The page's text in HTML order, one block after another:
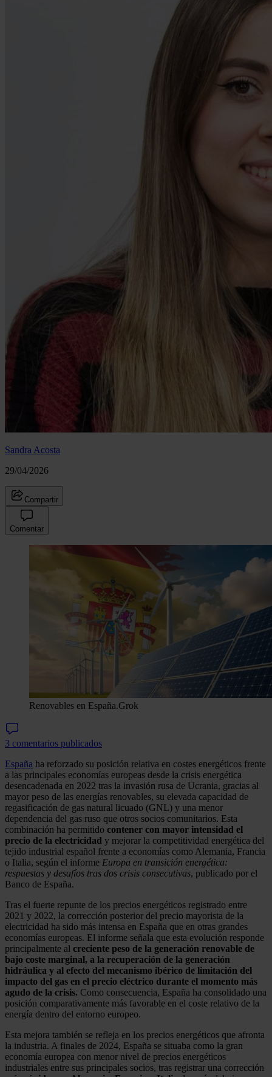
Sandra Acosta
29/04/2026
Compartir
Comentar
Renovables en España.Grok
3 comentarios publicados
España ha reforzado su posición relativa en costes energéticos frente
a las principales economías europeas desde la crisis energética
desencadenada en 2022 tras la invasión rusa de Ucrania, gracias al
mayor peso de las energías renovables, su elevada capacidad de
regasificación de gas natural licuado (GNL) y una menor
dependencia del gas ruso que otros socios comunitarios. Esta
combinación ha permitido contener con mayor intensidad el
precio de la electricidad y mejorar la competitividad energética del
tejido industrial español frente a economías como Alemania, Francia
o Italia, según el informe Europa en transición energética:
respuestas y desafíos tras dos crisis consecutivas, publicado por el
Banco de España.
Tras el fuerte repunte de los precios energéticos registrado entre
2021 y 2022, la corrección posterior del precio mayorista de la
electricidad ha sido más intensa en España que en otras grandes
economías europeas. El informe señala que esta evolución responde
principalmente al creciente peso de la generación renovable de
bajo coste marginal, a la recuperación de la generación
hidráulica y al efecto del mecanismo ibérico de limitación del
impacto del gas en el precio eléctrico durante el momento más
agudo de la crisis. Como consecuencia, España ha consolidado una
posición comparativamente más favorable en el coste relativo de la
energía dentro del entorno europeo.
Esta mejora también se refleja en los precios energéticos que afronta
la industria. A finales de 2024, España se situaba como la gran
economía europea con menor nivel de precios energéticos
industriales entre sus principales socios, tras registrar una corrección